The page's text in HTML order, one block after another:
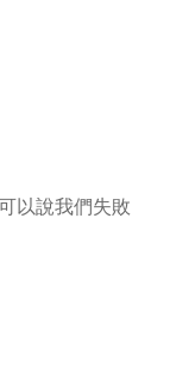
以說我們失敗